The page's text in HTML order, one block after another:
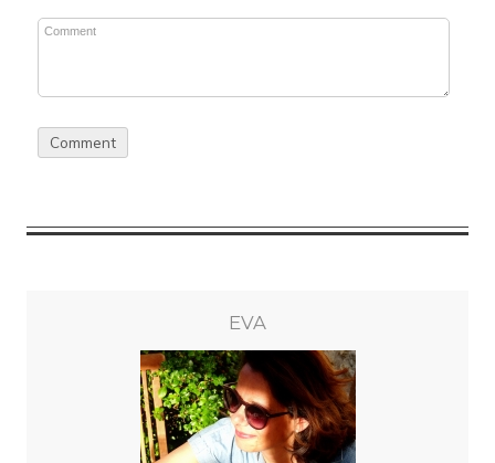
EVA